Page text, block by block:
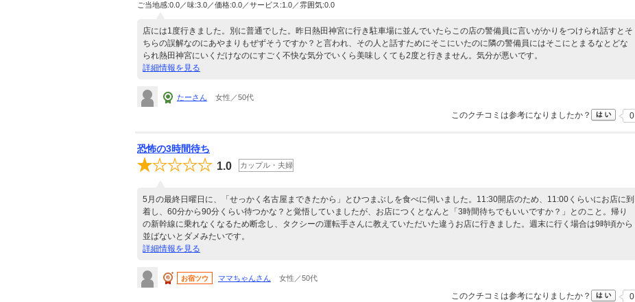
ご当地感:0.0／味:3.0／価格:0.0／サービス:1.0／雰囲気:0.0
店には1度行きました。別に普通でした。昨日熱田神宮に行き駐車場に並んでいたらこの店の警備員に言いがかりをつけられ話すとそ
ちらの誤解なのにあやまりもぜずそうですか？と言われ、その人と話すためにそこにいたのに隣の警備員にはそこにとまるなとどな
られ熱田神宮にいくだけなのにすごく不快な気分でいくら美味しくても2度と行きません。気分が悪いです。
詳細情報を見る
たーさん 女性／50代
このクチコミは参考になりましたか？ 0
恐怖の3時間待ち
1.0 カップル・夫婦
5月の最終日曜日に、「せっかく名古屋まできたから」とひつまぶしを食べに伺いました。11:30開店のため、11:00くらいにお店に到
着し、60分から90分くらい待つかな？と覚悟していましたが、お店につくとなんと「3時間待ちでもいいですか？」とのこと。帰り
の新幹線に乗れなくなるため断念し、タクシーの運転手さんに教えていただいた違うお店に行きました。週末に行く場合は9時頃から
並ばないとダメみたいです。
詳細情報を見る
お宿ツウ ママちゃんさん 女性／50代
このクチコミは参考になりましたか？ 0